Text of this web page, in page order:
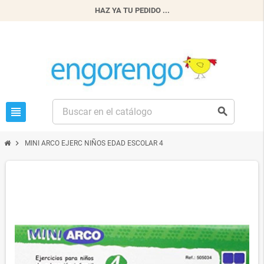
HAZ YA TU PEDIDO ...
view_headline search
chevron_right MINI ARCO EJERC NIÑOS EDAD ESCOLAR 4